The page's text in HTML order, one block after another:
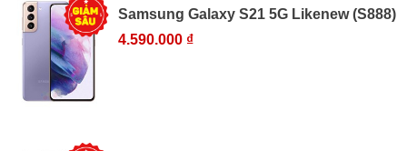
Samsung Galaxy S21 5G Likenew (S888)
4.590.000 ₫